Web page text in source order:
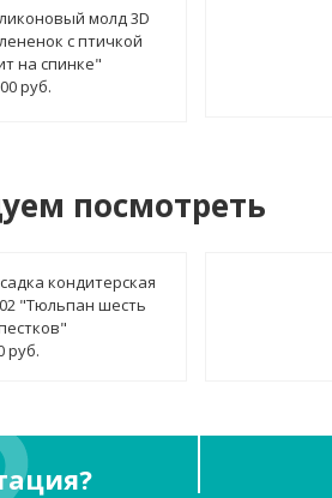
молд 3D
с птичкой
на спинке"
руб.
посмотреть
кондитерская
"Тюльпан шесть
руб.